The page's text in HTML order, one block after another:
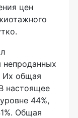
цен
Их общая
настоящее
44%,
Общая